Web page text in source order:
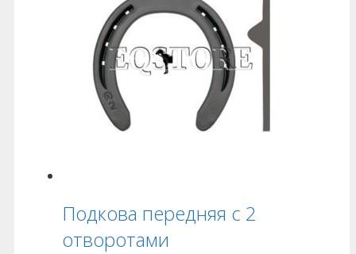
Подкова передняя с 2
отворотами